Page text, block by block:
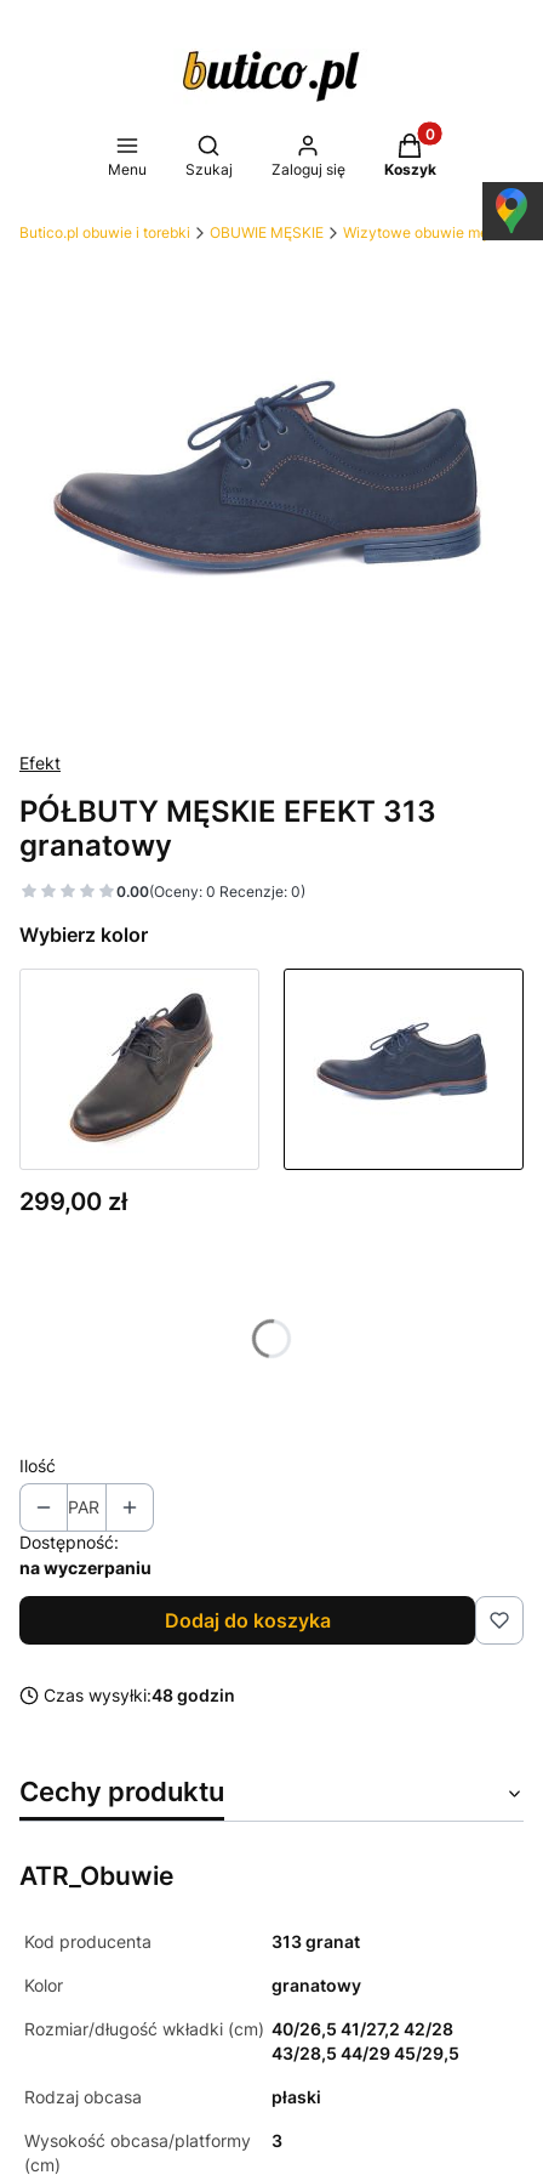
Menu
Otwórz wyszukiwarkę
Szukaj Zaloguj się
Produkty w
Koszyk
Butico.pl obuwie i torebki OBUWIE MĘSKIE Wizytowe obuwie męskie
Efekt
PÓŁBUTY MĘSKIE EFEKT 313
granatowy
0.00(Oceny: 0 Recenzje: 0)
Wybierz kolor
Cena
299,00 zł
Ilość
PAR
Dostępność:
na wyczerpaniu
Dodaj do koszyka
Czas wysyłki:48 godzin
Cechy produktu
ATR_Obuwie
Kod producenta 313 granat
Kolor granatowy
Rozmiar/długość wkładki (cm) 40/26,5 41/27,2 42/28
43/28,5 44/29 45/29,5
Rodzaj obcasa płaski
Wysokość obcasa/platformy
(cm)
3